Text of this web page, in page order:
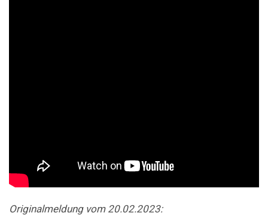
Originalmeldung vom 20.02.2023: